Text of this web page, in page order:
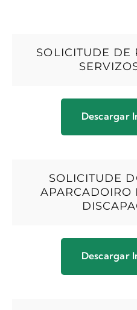
SOLICITUDE DE
Descargar
SOLICITUDE
APARCADOIRO
Descargar